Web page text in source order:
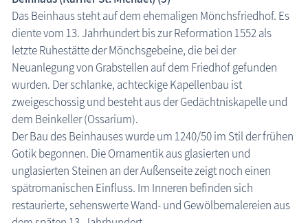
Das Beinhaus steht auf dem ehemaligen Mönchsfriedhof. Es
diente vom 13. Jahrhundert bis zur Reformation 1552 als
letzte Ruhestätte der Mönchsgebeine, die bei der
Neuanlegung von Grabstellen auf dem Friedhof gefunden
wurden. Der schlanke, achteckige Kapellenbau ist
zweigeschossig und besteht aus der Gedächtniskapelle und
dem Beinkeller (Ossarium).
Der Bau des Beinhauses wurde um 1240/50 im Stil der frühen
Gotik begonnen. Die Ornamentik aus glasierten und
unglasierten Steinen an der Außenseite zeigt noch einen
spätromanischen Einfluss. Im Inneren befinden sich
restaurierte, sehenswerte Wand- und Gewölbemalereien aus